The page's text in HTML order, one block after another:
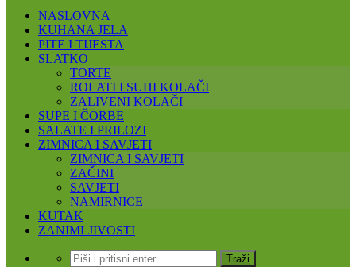
NASLOVNA
KUHANA JELA
PITE I TIJESTA
SLATKO
TORTE
ROLATI I SUHI KOLAČI
ZALIVENI KOLAČI
SUPE I ČORBE
SALATE I PRILOZI
ZIMNICA I SAVJETI
ZIMNICA I SAVJETI
ZAČINI
SAVJETI
NAMIRNICE
KUTAK
ZANIMLJIVOSTI